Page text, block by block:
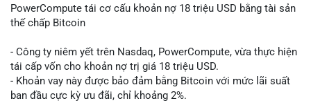
PowerCompute tái cơ cấu khoản nợ 18 triệu USD bằng tài sản
thế chấp Bitcoin
- Công ty niêm yết trên Nasdaq, PowerCompute, vừa thực hiện
tái cấp vốn cho khoản nợ trị giá 18 triệu USD.
- Khoản vay này được bảo đảm bằng Bitcoin với mức lãi suất
ban đầu cực kỳ ưu đãi, chỉ khoảng 2%.